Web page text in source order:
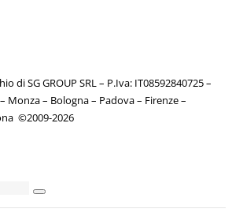
di SG GROUP SRL – P.Iva: IT08592840725–
Monza – Bologna – Padova – Firenze –
©2009-2026